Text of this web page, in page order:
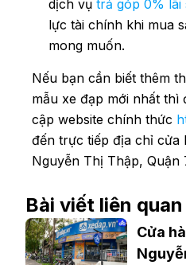
dịch vụ trả góp 0% lãi
lực tài chính khi mua
mong muốn.
Nếu bạn cần biết thêm
mẫu xe đạp mới nhất thì
cập website chính thức
đến trực tiếp địa chỉ cửa
Nguyễn Thị Thập, Quận
Bài viết liên quan
Cửa